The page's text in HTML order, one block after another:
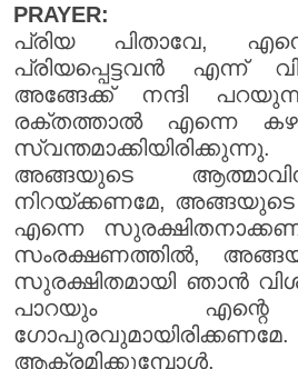
PRAYER:
പ്രിയ പിതാവേ,
പ്രിയപ്പെട്ടവൻ എന്ന്
അങ്ങേക്ക് നന്ദി
രക്തത്താൽ എന്നെ
അങ്ങയുടെ
നിറയ്ക്കണമേ,
എന്നെ
സംരക്ഷണത്തിൽ,
സുരക്ഷിതമായി ഞാൻ
പാറയും